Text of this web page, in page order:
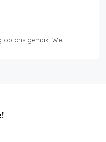
ons gemak. We…